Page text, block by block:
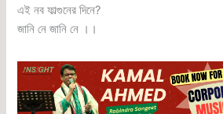
এই নব ফাল্গুনের দিনে?
জানি নে জানি নে ।।